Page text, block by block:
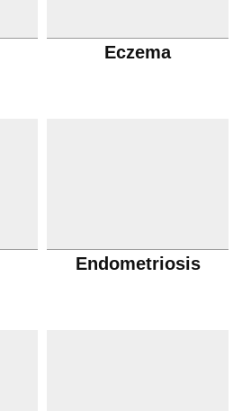
Eczema
Endometriosis